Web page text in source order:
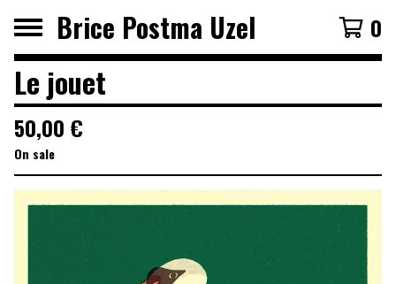
Brice Postma Uzel 0
Le jouet
50,00 €
On sale